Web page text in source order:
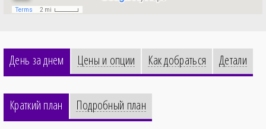
День за днем Цены и опции Как добраться Детали
Краткий план Подробный план